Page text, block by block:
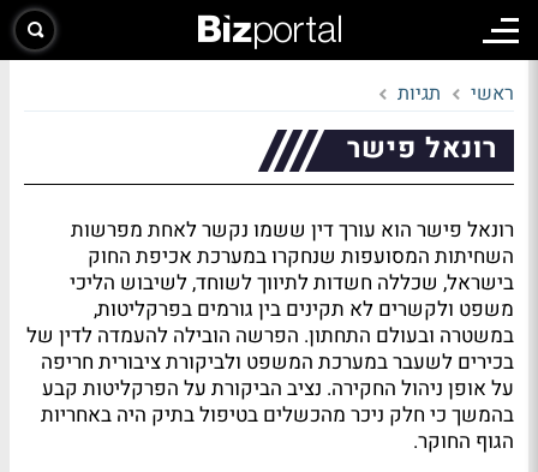
ראשי תגיות
רונאל פישר
רונאל פישר הוא עורך דין ששמו נקשר לאחת מפרשות
השחיתות המסועפות שנחקרו במערכת אכיפת החוק
בישראל, שכללה חשדות לתיווך לשוחד, לשיבוש הליכי
משפט ולקשרים לא תקינים בין גורמים בפרקליטות,
במשטרה ובעולם התחתון. הפרשה הובילה להעמדה לדין של
בכירים לשעבר במערכת המשפט ולביקורת ציבורית חריפה
על אופן ניהול החקירה. נציב הביקורת על הפרקליטות קבע
בהמשך כי חלק ניכר מהכשלים בטיפול בתיק היה באחריות
הגוף החוקר.